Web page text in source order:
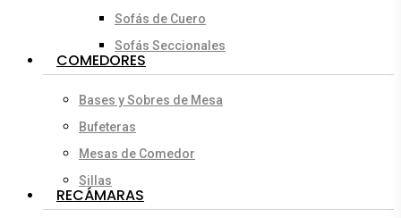
Sofás de Cuero
Sofás Seccionales
COMEDORES
Bases y Sobres de Mesa
Bufeteras
Mesas de Comedor
Sillas
RECÁMARAS